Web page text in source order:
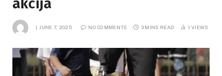
akcija
JUNE 7, 2025 NO COMMENTS 3 MINS READ 1VIEWS